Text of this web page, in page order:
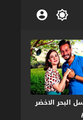
الاخضر